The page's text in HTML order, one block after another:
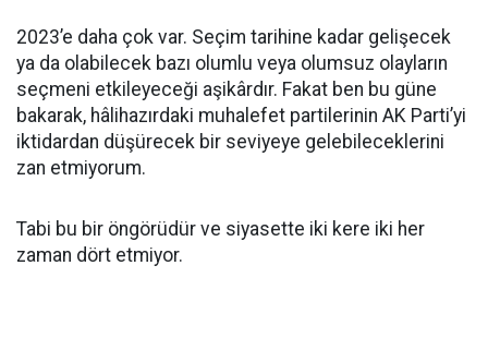
2023’e daha çok var. Seçim tarihine kadar gelişecek
ya da olabilecek bazı olumlu veya olumsuz olayların
seçmeni etkileyeceği aşikârdır. Fakat ben bu güne
bakarak, hâlihazırdaki muhalefet partilerinin AK Parti’yi
iktidardan düşürecek bir seviyeye gelebileceklerini
zan etmiyorum.
Tabi bu bir öngörüdür ve siyasette iki kere iki her
zaman dört etmiyor.